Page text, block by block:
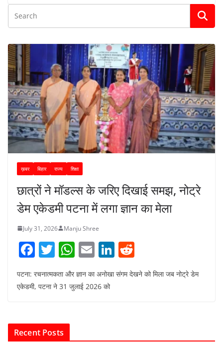
ख़बर बिहार राज्य शिक्षा
छात्रों ने मॉडल्स के जरिए दिखाई समझ, नोट्रे
डेम एकेडमी पटना में लगा ज्ञान का मेला
July 31, 2026 Manju Shree
F
c
o
T
itt
W
at
E
m
ai
Li
n
k
e
d
पटना: रचनात्मकता और ज्ञान का अनोखा संगम देखने को मिला जब नोट्रे डेम
एकेडमी, पटना ने 31 जुलाई 2026 को
Recent Posts